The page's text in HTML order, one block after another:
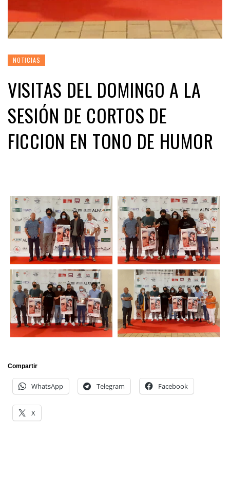
NOTICIAS
VISITAS DEL DOMINGO A LA
SESIÓN DE CORTOS DE
FICCION EN TONO DE HUMOR
Compartir
WhatsApp Telegram Facebook
X